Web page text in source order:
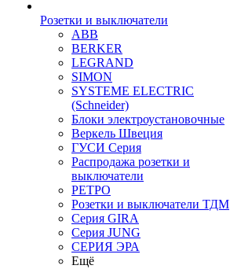
Розетки и выключатели
ABB
BERKER
LEGRAND
SIMON
SYSTEME ELECTRIC
(Schneider)
Блоки электроустановочные
Веркель Швеция
ГУСИ Серия
Распродажа розетки и
выключатели
РЕТРО
Розетки и выключатели ТДМ
Серия GIRA
Серия JUNG
СЕРИЯ ЭРА
Ещё